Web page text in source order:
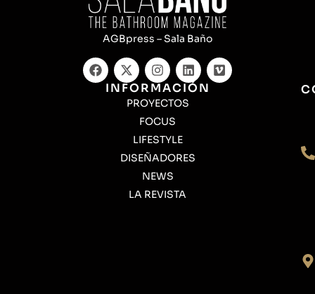
AGBpress – Sala Baño
INFORMACIÓN
PROYECTOS
FOCUS
LIFESTYLE
DISEÑADORES
NEWS
LA REVISTA